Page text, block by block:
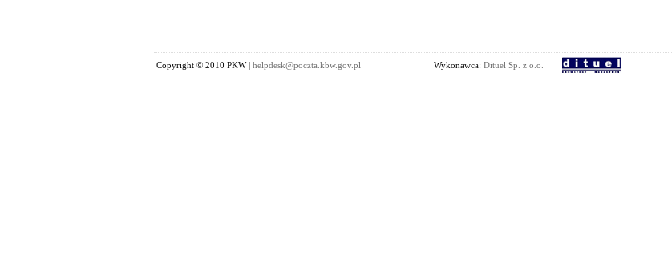
Copyright © 2010 PKW | helpdesk@poczta.kbw.gov.pl Wykonawca: Dituel Sp. z o.o.